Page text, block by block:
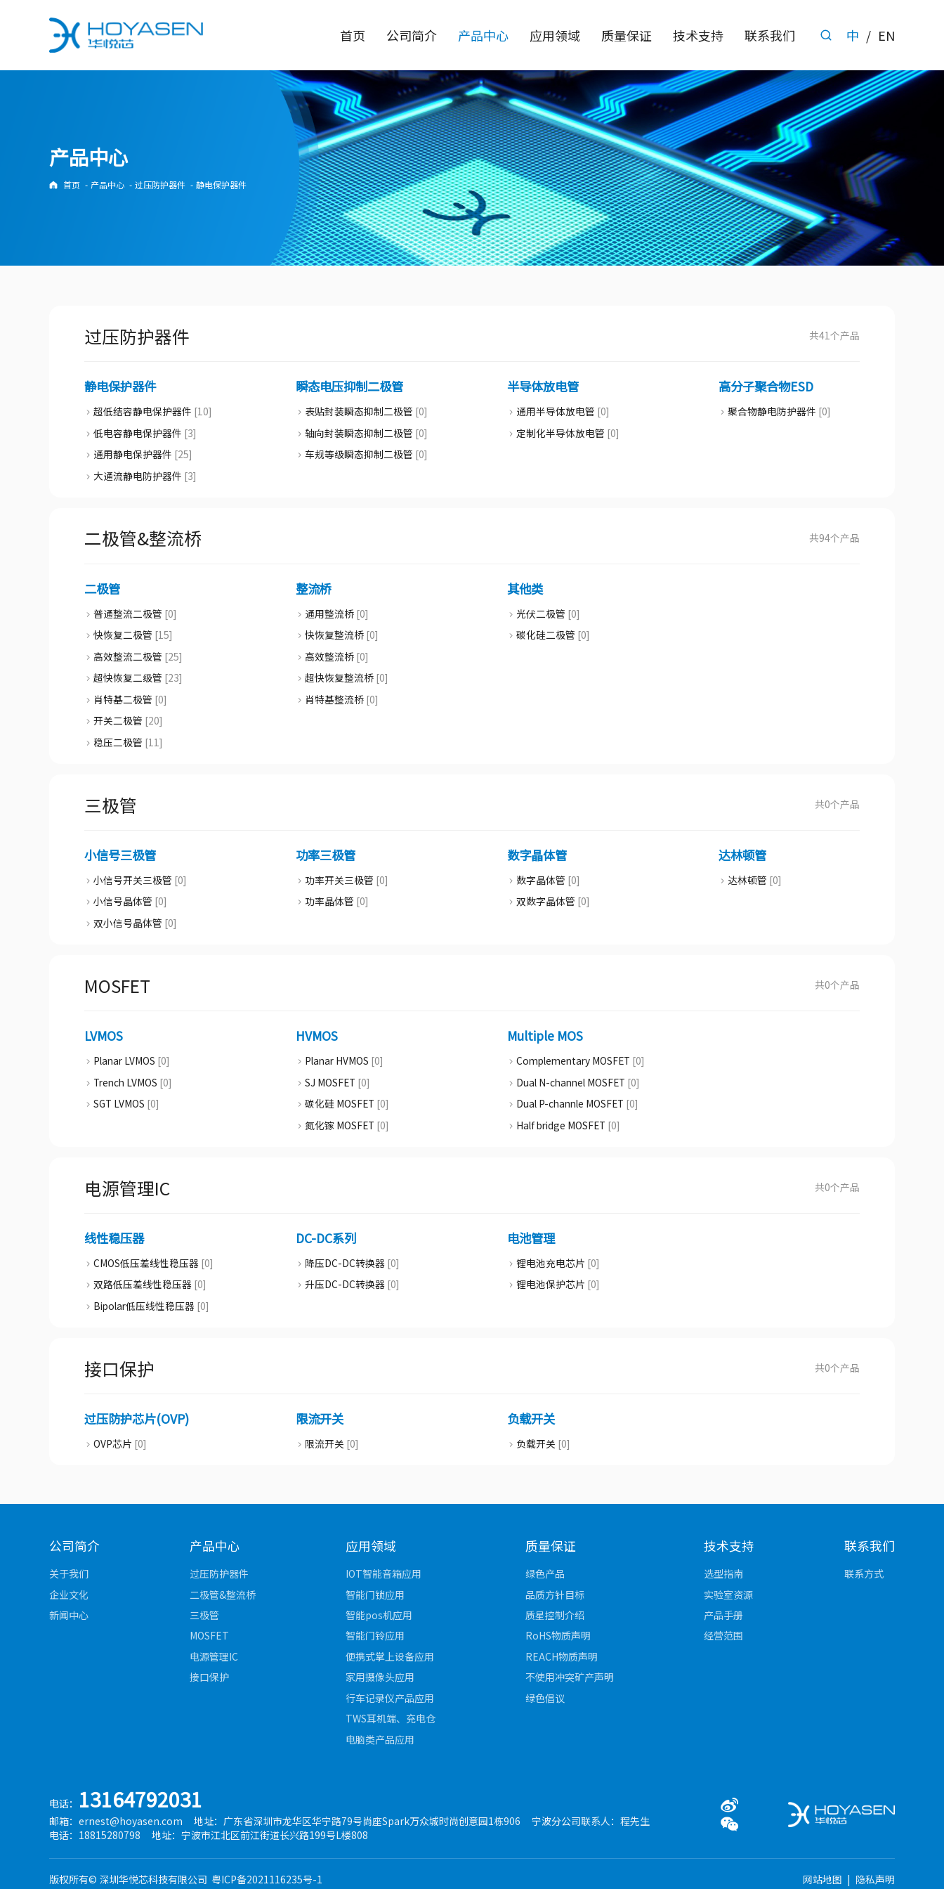
首页 公司简介 产品中心
超低结容静电保护器件 [10]
低电容静电保护器件 [3]
通用静电保护器件 [25]
定制化半导体放电管 [0]
高效整流二极管 [25]
光伏二极管 [0]
三极管
小信号三极管
小信号开关三极管 [0]
小信号晶体管 [0]
双小信号晶体管 [0]
功率三极管
功率开关三极管 [0]
功率晶体管 [0]
数字晶体管
MOSFET
LVMOS
Planar LVMOS [0]
Trench LVMOS [0]
SGT LVMOS [0]
HVMOS
Planar HVMOS [0]
SJ MOSFET [0]
碳化硅 MOSFET [0]
电源管理IC
线性稳压器
CMOS低压差线性稳压器 [0]
双路低压差线性稳压器 [0]
Bipolar低压线性稳压器 [0]
DC-DC系列
降压DC-DC转换器 [0]
升压DC-DC转换器 [0]
电池管理
接口保护
过压防护芯
限流开关
应用领域 质量保证 技术支持 联系我们 中 / EN
产品中心
首页 - 产品中心 - 过压防护器件 - 静电保护器件
过压防护器件 共41个产品
静电保护器件
超低结容静电保护器件 [10]
低电容静电保护器件 [3]
通用静电保护器件 [25]
大通流静电防护器件 [3]
瞬态电压抑制二极管
表贴封装瞬态抑制二极管 [0]
轴向封装瞬态抑制二极管 [0]
车规等级瞬态抑制二极管 [0]
半导体放电管
通用半导体放电管 [0]
定制化半导体放电管 [0]
高分子聚合物ESD
聚合物静电防护器件 [0]
二极管&整流桥 共94个产品
二极管
普通整流二极管 [0]
快恢复二极管 [15]
高效整流二极管 [25]
超快恢复二级管 [23]
肖特基二极管 [0]
开关二极管 [20]
稳压二极管 [11]
整流桥
通用整流桥 [0]
快恢复整流桥 [0]
高效整流桥 [0]
超快恢复整流桥 [0]
肖特基整流桥 [0]
其他类
光伏二极管 [0]
碳化硅二极管 [0]
三极管 共0个产品
小信号三极管
小信号开关三极管 [0]
小信号晶体管 [0]
双小信号晶体管 [0]
功率三极管
功率开关三极管 [0]
功率晶体管 [0]
数字晶体管
数字晶体管 [0]
双数字晶体管 [0]
达林顿管
达林顿管 [0]
MOSFET 共0个产品
LVMOS
Planar LVMOS [0]
Trench LVMOS [0]
SGT LVMOS [0]
HVMOS
Planar HVMOS [0]
SJ MOSFET [0]
碳化硅 MOSFET [0]
氮化镓 MOSFET [0]
Multiple MOS
Complementary MOSFET [0]
Dual N-channel MOSFET [0]
Dual P-channle MOSFET [0]
Half bridge MOSFET [0]
电源管理IC 共0个产品
线性稳压器
CMOS低压差线性稳压器 [0]
双路低压差线性稳压器 [0]
Bipolar低压线性稳压器 [0]
DC-DC系列
降压DC-DC转换器 [0]
升压DC-DC转换器 [0]
电池管理
锂电池充电芯片 [0]
锂电池保护芯片 [0]
接口保护 共0个产品
过压防护芯片(OVP)
OVP芯片 [0]
限流开关
限流开关 [0]
负载开关
负载开关 [0]
公司简介
关于我们
企业文化
新闻中心
产品中心
过压防护器件
二极管&整流桥
三极管
MOSFET
电源管理IC
接口保护
应用领域
IOT智能音箱应用
智能门锁应用
智能pos机应用
智能门铃应用
便携式掌上设备应用
家用摄像头应用
行车记录仪产品应用
TWS耳机端、充电仓
电脑类产品应用
质量保证
绿色产品
品质方针目标
质星控制介绍
RoHS物质声明
REACH物质声明
不使用冲突矿产声明
绿色倡议
技术支持
选型指南
实验室资源
产品手册
经营范围
联系我们
联系方式
电话： 13164792031
邮箱：ernest@hoyasen.com 地址：广东省深圳市龙华区华宁路79号尚座Spark万众城时尚创意园1栋906
宁波分公司联系人：程先生
电话：18815280798
地址：宁波市江北区前江街道长兴路199号L楼808
版权所有© 深圳华悦芯科技有限公司 粤ICP备2021116235号-1 网站地图 | 隐私声明